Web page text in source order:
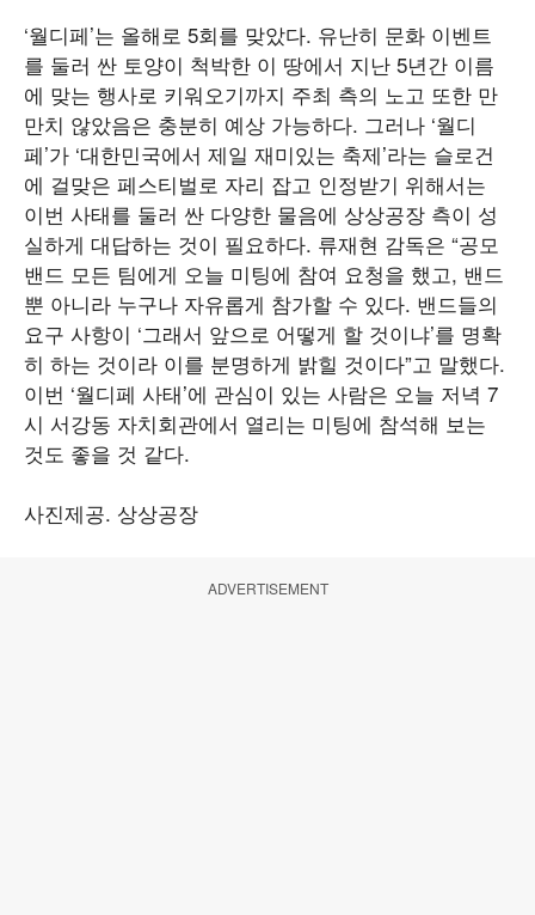
‘월디페’는 올해로 5회를 맞았다. 유난히 문화 이벤트
를 둘러 싼 토양이 척박한 이 땅에서 지난 5년간 이름
에 맞는 행사로 키워오기까지 주최 측의 노고 또한 만
만치 않았음은 충분히 예상 가능하다. 그러나 ‘월디
페’가 ‘대한민국에서 제일 재미있는 축제’라는 슬로건
에 걸맞은 페스티벌로 자리 잡고 인정받기 위해서는
이번 사태를 둘러 싼 다양한 물음에 상상공장 측이 성
실하게 대답하는 것이 필요하다. 류재현 감독은 “공모
밴드 모든 팀에게 오늘 미팅에 참여 요청을 했고, 밴드
뿐 아니라 누구나 자유롭게 참가할 수 있다. 밴드들의
요구 사항이 ‘그래서 앞으로 어떻게 할 것이냐’를 명확
히 하는 것이라 이를 분명하게 밝힐 것이다”고 말했다.
이번 ‘월디페 사태’에 관심이 있는 사람은 오늘 저녁 7
시 서강동 자치회관에서 열리는 미팅에 참석해 보는
것도 좋을 것 같다.
사진제공. 상상공장
ADVERTISEMENT